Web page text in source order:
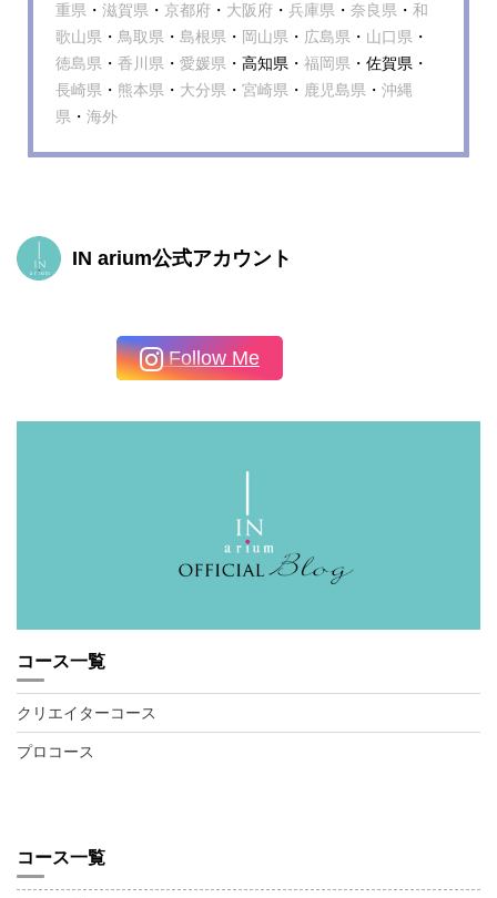
重県 ・ 滋賀県 ・ 京都府 ・ 大阪府 ・ 兵庫県 ・ 奈良県 ・ 和
歌山県 ・ 鳥取県 ・ 島根県 ・ 岡山県 ・ 広島県 ・ 山口県 ・
徳島県 ・ 香川県 ・ 愛媛県 ・高知県・ 福岡県 ・佐賀県・
長崎県 ・ 熊本県 ・ 大分県 ・ 宮崎県 ・ 鹿児島県 ・ 沖縄
県 ・ 海外
IN arium公式アカウント
Follow Me
コース一覧
クリエイターコース
プロコース
コース一覧